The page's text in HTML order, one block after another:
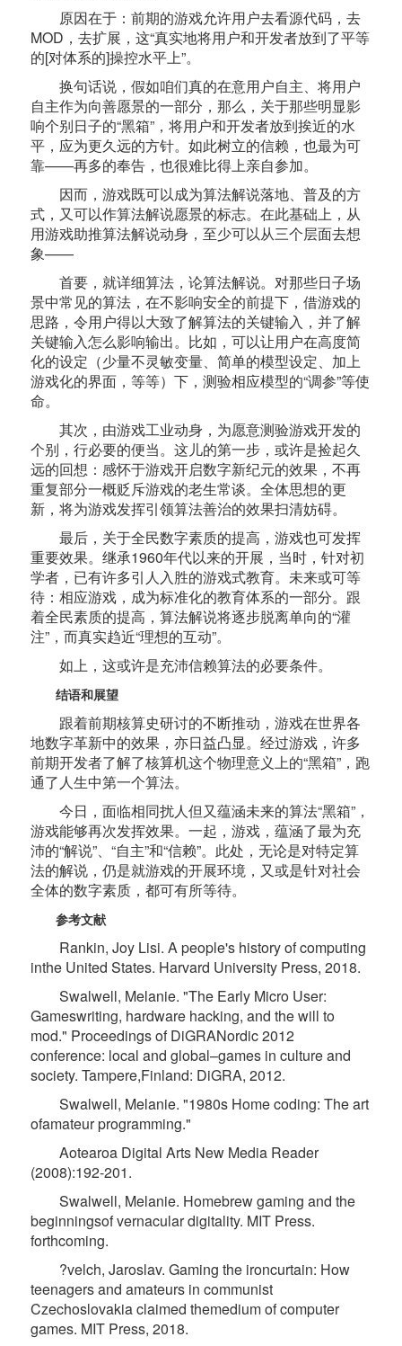
原因在于：前期的游戏允许用户去看源代码，去
MOD，去扩展，这“真实地将用户和开发者放到了平等
的[对体系的]操控水平上”。
换句话说，假如咱们真的在意用户自主、将用户
自主作为向善愿景的一部分，那么，关于那些明显影
响个别日子的“黑箱”，将用户和开发者放到挨近的水
平，应为更久远的方针。如此树立的信赖，也最为可
靠——再多的奉告，也很难比得上亲自参加。
因而，游戏既可以成为算法解说落地、普及的方
式，又可以作算法解说愿景的标志。在此基础上，从
用游戏助推算法解说动身，至少可以从三个层面去想
象——
首要，就详细算法，论算法解说。对那些日子场
景中常见的算法，在不影响安全的前提下，借游戏的
思路，令用户得以大致了解算法的关键输入，并了解
关键输入怎么影响输出。比如，可以让用户在高度简
化的设定（少量不灵敏变量、简单的模型设定、加上
游戏化的界面，等等）下，测验相应模型的“调参”等使
命。
其次，由游戏工业动身，为愿意测验游戏开发的
个别，行必要的便当。这儿的第一步，或许是捡起久
远的回想：感怀于游戏开启数字新纪元的效果，不再
重复部分一概贬斥游戏的老生常谈。全体思想的更
新，将为游戏发挥引领算法善治的效果扫清妨碍。
最后，关于全民数字素质的提高，游戏也可发挥
重要效果。继承1960年代以来的开展，当时，针对初
学者，已有许多引人入胜的游戏式教育。未来或可等
待：相应游戏，成为标准化的教育体系的一部分。跟
着全民素质的提高，算法解说将逐步脱离单向的“灌
注”，而真实趋近“理想的互动”。
如上，这或许是充沛信赖算法的必要条件。
结语和展望
跟着前期核算史研讨的不断推动，游戏在世界各
地数字革新中的效果，亦日益凸显。经过游戏，许多
前期开发者了解了核算机这个物理意义上的“黑箱”，跑
通了人生中第一个算法。
今日，面临相同扰人但又蕴涵未来的算法“黑箱”，
游戏能够再次发挥效果。一起，游戏，蕴涵了最为充
沛的“解说”、“自主”和“信赖”。此处，无论是对特定算
法的解说，仍是就游戏的开展环境，又或是针对社会
全体的数字素质，都可有所等待。
参考文献
Rankin, Joy Lisi. A people's history of computing
inthe United States. Harvard University Press, 2018.
Swalwell, Melanie. "The Early Micro User:
Gameswriting, hardware hacking, and the will to
mod." Proceedings of DiGRANordic 2012
conference: local and global–games in culture and
society. Tampere,Finland: DiGRA, 2012.
Swalwell, Melanie. "1980s Home coding: The art
ofamateur programming."
Aotearoa Digital Arts New Media Reader
(2008):192-201.
Swalwell, Melanie. Homebrew gaming and the
beginningsof vernacular digitality. MIT Press.
forthcoming.
?velch, Jaroslav. Gaming the ironcurtain: How
teenagers and amateurs in communist
Czechoslovakia claimed themedium of computer
games. MIT Press, 2018.